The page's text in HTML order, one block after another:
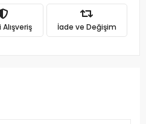
İade ve Değişim